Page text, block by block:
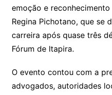
emoção e
Regina Pichotano, que se
carreira após quase três
Fórum de Itapira.
O evento contou com a
advogados, autoridades